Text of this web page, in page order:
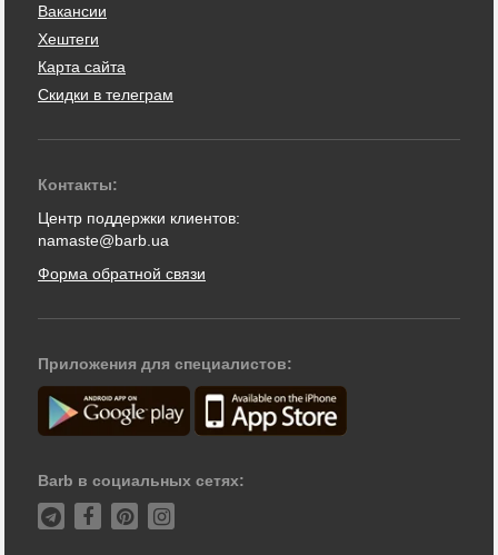
Вакансии
Хештеги
Карта сайта
Скидки в телеграм
Контакты:
Центр поддержки клиентов:
namaste@barb.ua
Форма обратной связи
Приложения для специалистов:
Barb в социальных сетях: